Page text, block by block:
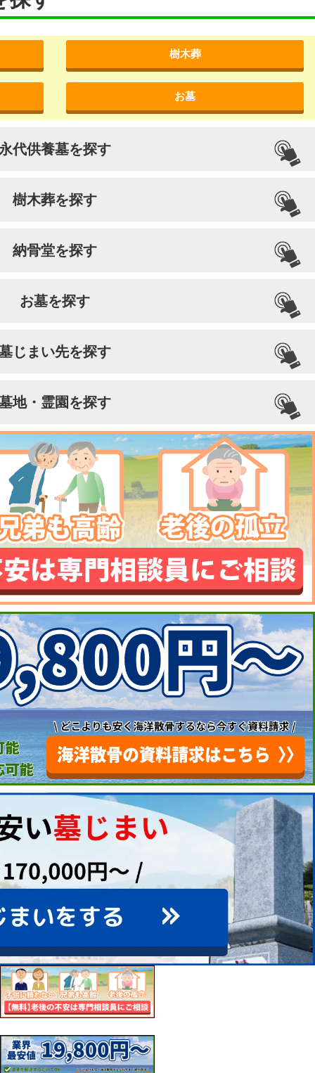
樹木葬
お墓
代供養墓を探す
樹木葬を探す
納骨堂を探す
お墓を探す
じまい先を探す
地・霊園を探す